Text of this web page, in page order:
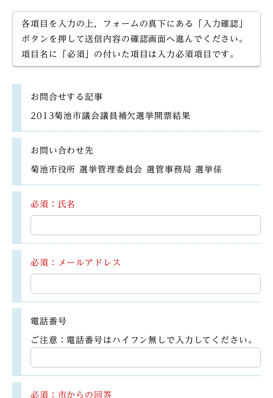
各項目を入力の上，フォームの真下にある「入力確認」
ボタンを押して送信内容の確認画面へ進んでください。
項目名に「必須」の付いた項目は入力必須項目です。
お問合せする記事
2013菊池市議会議員補欠選挙開票結果
お問い合わせ先
菊池市役所 選挙管理委員会 選管事務局 選挙係
必須：氏名
必須：メールアドレス
電話番号
ご注意：電話番号はハイフン無しで入力してください。
必須：市からの回答